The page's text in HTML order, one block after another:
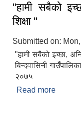
"हामी सबैको
शिक्षा "
Submitted on:
"हामी सबैको इच्छा,
बिन्दवासिनी
२०७५
Read more